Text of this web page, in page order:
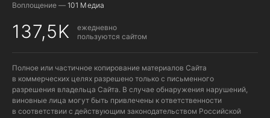
Воплощение — 101 Медиа
137,5K
ежедневно
пользуются сайтом
Полное или частичное копирование материалов Сайта
в коммерческих целях разрешено только с письменного
разрешения владельца Сайта. В случае обнаружения нарушений,
виновные лица могут быть привлечены к ответственности
в соответствии с действующим законодательством Российской